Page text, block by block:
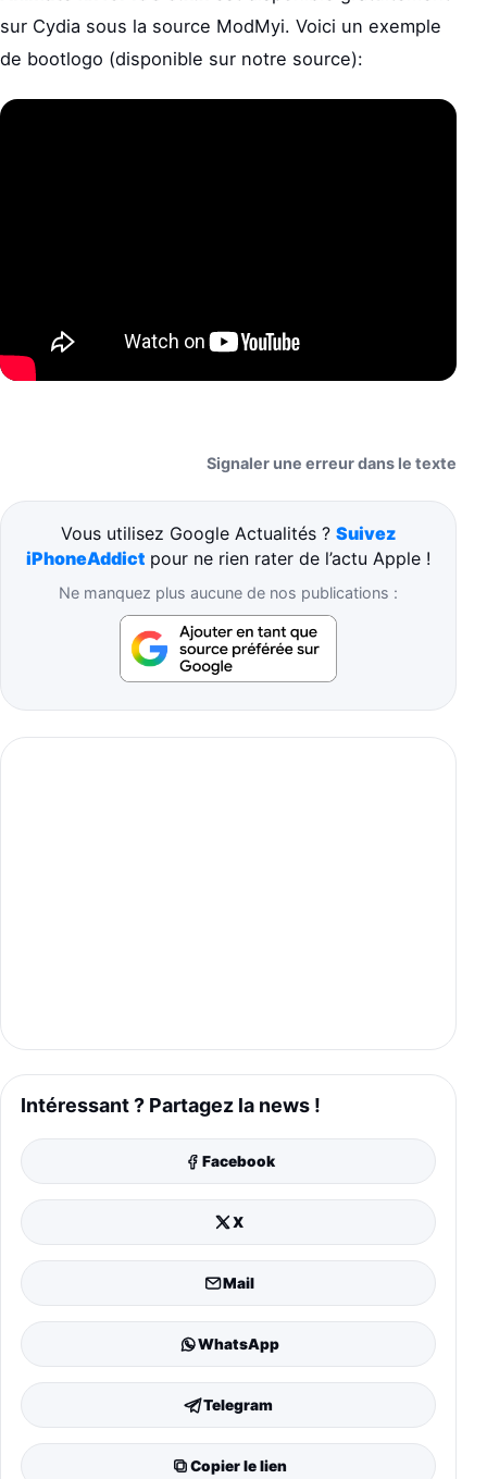
sur Cydia sous la source ModMyi. Voici un exemple
de bootlogo (disponible sur notre source):
Signaler une erreur dans le texte
Vous utilisez Google Actualités ? Suivez
iPhoneAddict pour ne rien rater de l’actu Apple !
Ne manquez plus aucune de nos publications :
Intéressant ? Partagez la news !
Facebook
X
Mail
WhatsApp
Telegram
Copier le lien